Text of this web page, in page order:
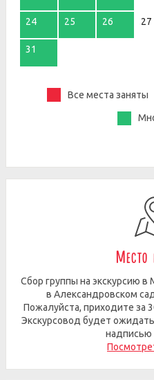
24 25 26 27
31
Все места заняты
Место
Сбор группы на экскурсию
в Александровском
Пожалуйста, приходите за
Экскурсовод будет
надписью